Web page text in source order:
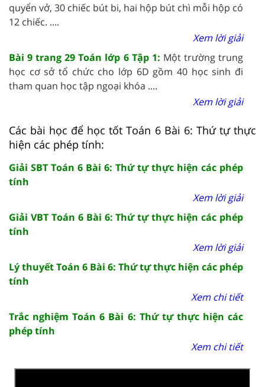
quyển vở, 30 chiếc bút bi, hai hộp bút chì mỗi hộp có
12 chiếc. ....
Xem lời giải
Bài 9 trang 29 Toán lớp 6 Tập 1: Một trường trung
học cơ sở tổ chức cho lớp 6D gồm 40 học sinh đi
tham quan học tập ngoại khóa ....
Xem lời giải
Các bài học để học tốt Toán 6 Bài 6: Thứ tự thực
hiện các phép tính:
Giải SBT Toán 6 Bài 6: Thứ tự thực hiện các phép
tính
Xem lời giải
Giải VBT Toán 6 Bài 6: Thứ tự thực hiện các phép
tính
Xem lời giải
Lý thuyết Toán 6 Bài 6: Thứ tự thực hiện các phép
tính
Xem chi tiết
Trắc nghiệm Toán 6 Bài 6: Thứ tự thực hiện các
phép tính
Xem chi tiết